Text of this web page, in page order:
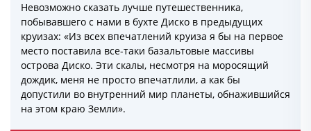
Невозможно сказать лучше путешественника,
побывавшего с нами в бухте Диско в предыдущих
круизах: «Из всех впечатлений круиза я бы на первое
место поставила все-таки базальтовые массивы
острова Диско. Эти скалы, несмотря на моросящий
дождик, меня не просто впечатлили, а как бы
допустили во внутренний мир планеты, обнажившийся
на этом краю Земли».